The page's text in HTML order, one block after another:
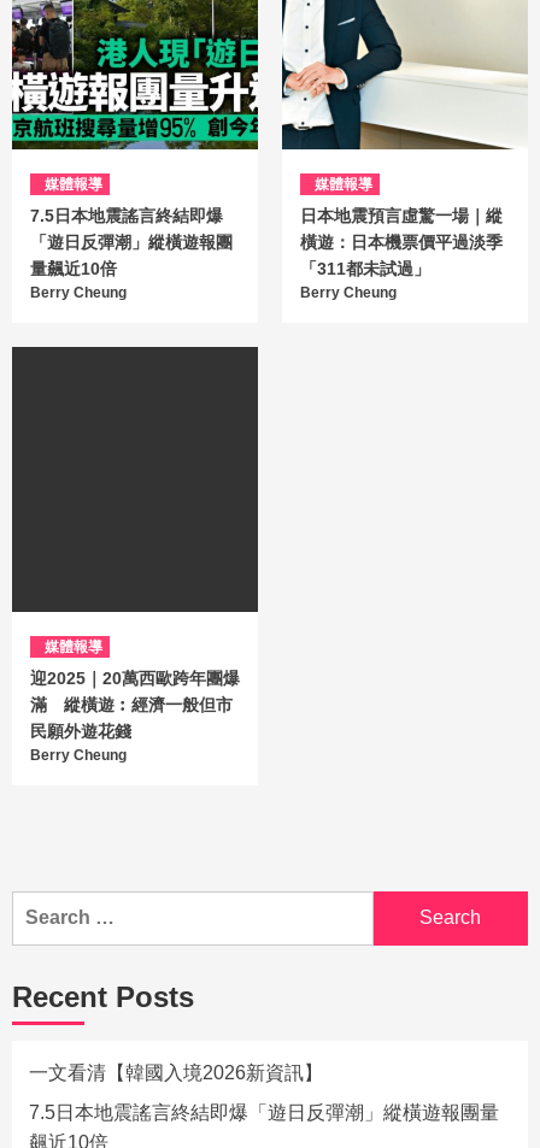
媒體報導
7.5日本地震謠言終結即爆
「遊日反彈潮」縱橫遊報團
量飆近10倍
Berry Cheung
媒體報導
日本地震預言虛驚一場｜縱
橫遊：日本機票價平過淡季
「311都未試過」
Berry Cheung
媒體報導
迎2025｜20萬西歐跨年團爆
滿 縱橫遊︰經濟一般但市
民願外遊花錢
Berry Cheung
Recent Posts
一文看清【韓國入境2026新資訊】
7.5日本地震謠言終結即爆「遊日反彈潮」縱橫遊報團量
飆近10倍